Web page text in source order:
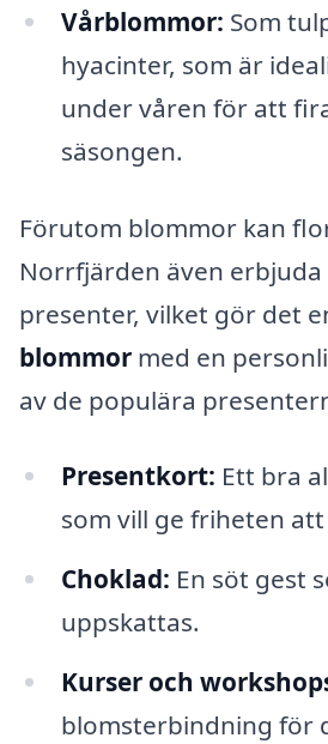
Vårblommor: Som
hyacinter, som är
under våren för att
säsongen.
Förutom blommor kan
Norrfjärden även erbjuda
presenter, vilket gör det
blommor med en
av de populära
Presentkort: Ett bra
som vill ge friheten att
Choklad: En söt gest
uppskattas.
Kurser och
blomsterbindning för